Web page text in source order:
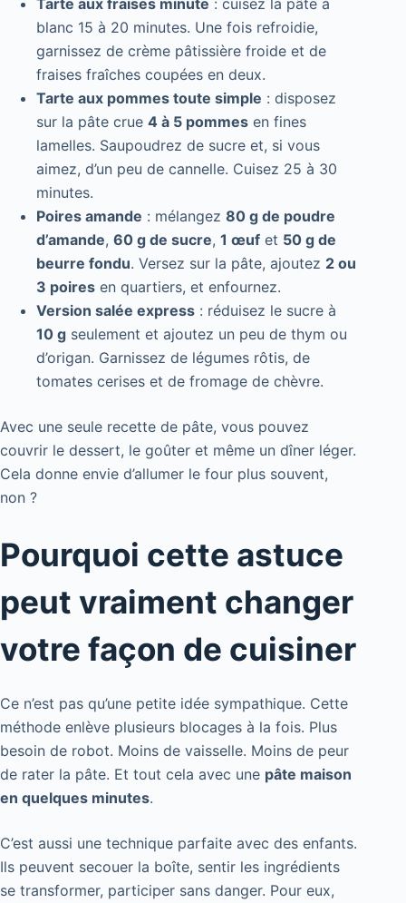
Tarte aux fraises minute : cuisez la pâte à
blanc 15 à 20 minutes. Une fois refroidie,
garnissez de crème pâtissière froide et de
fraises fraîches coupées en deux.
Tarte aux pommes toute simple : disposez
sur la pâte crue 4 à 5 pommes en fines
lamelles. Saupoudrez de sucre et, si vous
aimez, d’un peu de cannelle. Cuisez 25 à 30
minutes.
Poires amande : mélangez 80 g de poudre
d’amande, 60 g de sucre, 1 œuf et 50 g de
beurre fondu. Versez sur la pâte, ajoutez 2 ou
3 poires en quartiers, et enfournez.
Version salée express : réduisez le sucre à
10 g seulement et ajoutez un peu de thym ou
d’origan. Garnissez de légumes rôtis, de
tomates cerises et de fromage de chèvre.
Avec une seule recette de pâte, vous pouvez
couvrir le dessert, le goûter et même un dîner léger.
Cela donne envie d’allumer le four plus souvent,
non ?
Pourquoi cette astuce
peut vraiment changer
votre façon de cuisiner
Ce n’est pas qu’une petite idée sympathique. Cette
méthode enlève plusieurs blocages à la fois. Plus
besoin de robot. Moins de vaisselle. Moins de peur
de rater la pâte. Et tout cela avec une pâte maison
en quelques minutes.
C’est aussi une technique parfaite avec des enfants.
Ils peuvent secouer la boîte, sentir les ingrédients
se transformer, participer sans danger. Pour eux,